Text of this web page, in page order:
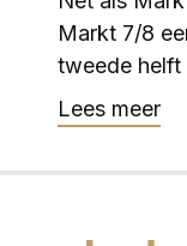
Markt 7/8
tweede helft
Lees meer